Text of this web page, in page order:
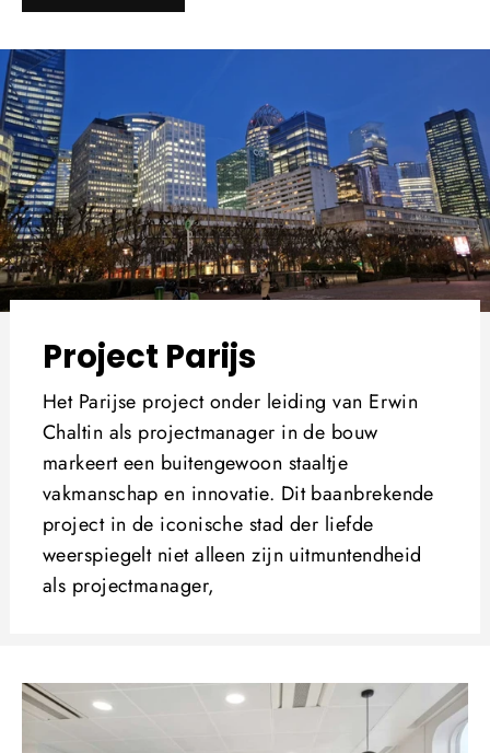
Project Parijs
Het Parijse project onder leiding van Erwin
Chaltin als projectmanager in de bouw
markeert een buitengewoon staaltje
vakmanschap en innovatie. Dit baanbrekende
project in de iconische stad der liefde
weerspiegelt niet alleen zijn uitmuntendheid
als projectmanager,